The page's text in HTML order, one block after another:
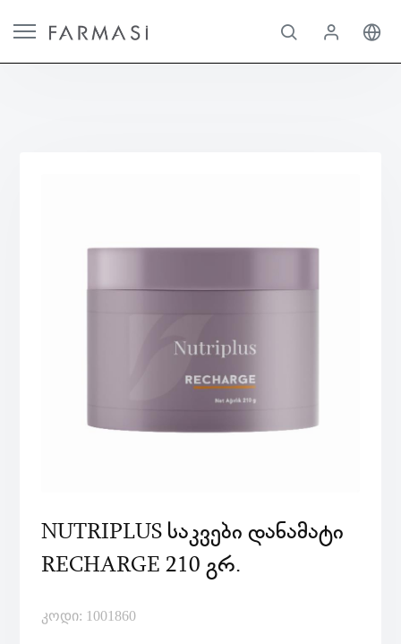
NUTRIPLUS ᲡᲐᲙᲕᲔᲑᲘ ᲓᲐᲜᲐᲛᲐᲢᲘ
RECHARGE 210 ᲒᲠ.
კოდი: 1001860